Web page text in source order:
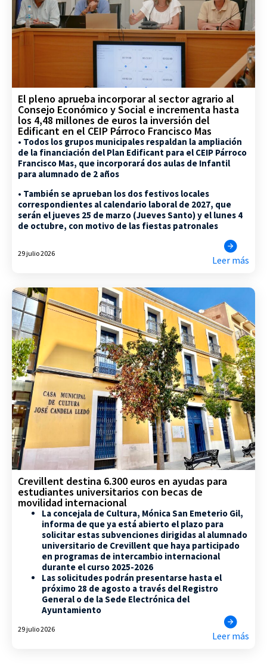
El pleno aprueba incorporar al sector agrario al
Consejo Económico y Social e incrementa hasta
los 4,48 millones de euros la inversión del
Edificant en el CEIP Párroco Francisco Mas
• Todos los grupos municipales respaldan la ampliación
de la financiación del Plan Edificant para el CEIP Párroco
Francisco Mas, que incorporará dos aulas de Infantil
para alumnado de 2 años
• También se aprueban los dos festivos locales
correspondientes al calendario laboral de 2027, que
serán el jueves 25 de marzo (Jueves Santo) y el lunes 4
de octubre, con motivo de las fiestas patronales
29 julio 2026
Leer más
Crevillent destina 6.300 euros en ayudas para
estudiantes universitarios con becas de
movilidad internacional
La concejala de Cultura, Mónica San Emeterio Gil,
informa de que ya está abierto el plazo para
solicitar estas subvenciones dirigidas al alumnado
universitario de Crevillent que haya participado
en programas de intercambio internacional
durante el curso 2025-2026
Las solicitudes podrán presentarse hasta el
próximo 28 de agosto a través del Registro
General o de la Sede Electrónica del
Ayuntamiento
29 julio 2026
Leer más